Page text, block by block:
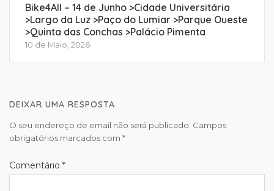
Bike4All – 14 de Junho >Cidade Universitária
>Largo da Luz >Paço do Lumiar >Parque Oueste
>Quinta das Conchas >Palácio Pimenta
10 de Maio, 2026
DEIXAR UMA RESPOSTA
O seu endereço de email não será publicado. Campos
obrigatórios marcados com *
Comentário *